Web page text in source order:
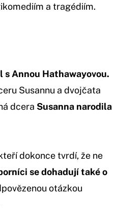
a tragédiím.
s Annou Hathawayovou.
Susannu a dvojčata
dcera Susanna narodila
dokonce tvrdí, že ne
se dohadují také o
otázkou